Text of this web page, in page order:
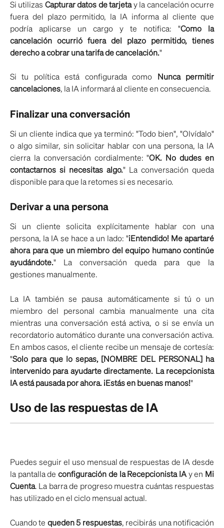
Si utilizas Capturar datos de tarjetay la cancelación ocurre
fuera del plazo permitido, la IA informa al cliente que
podría aplicarse un cargo y te notifica: "Como la
cancelación ocurrió fuera del plazo permitido, tienes
derecho a cobrar una tarifa de cancelación."
Si tu política está configurada como Nunca permitir
cancelaciones, la IA informará al cliente en consecuencia.
Finalizar una conversación
Si un cliente indica que ya terminó: "Todo bien", "Olvídalo"
o algo similar, sin solicitar hablar con una persona, la IA
cierra la conversación cordialmente: "OK. No dudes en
contactarnos si necesitas algo." La conversación queda
disponible para que la retomes si es necesario.
Derivar a una persona
Si un cliente solicita explícitamente hablar con una
persona, la IA se hace a un lado: "¡Entendido! Me apartaré
ahora para que un miembro del equipo humano continúe
ayudándote." La conversación queda para que la
gestiones manualmente.
La IA también se pausa automáticamente si tú o un
miembro del personal cambia manualmente una cita
mientras una conversación está activa, o si se envía un
recordatorio automático durante una conversación activa.
En ambos casos, el cliente recibe un mensaje de cortesía:
"Solo para que lo sepas, [NOMBRE DEL PERSONAL] ha
intervenido para ayudarte directamente. La recepcionista
IA está pausada por ahora. ¡Estás en buenas manos!"
Uso de las respuestas de IA
Puedes seguir el uso mensual de respuestas de IA desde
la pantalla deconfiguración de la Recepcionista IAy en Mi
Cuenta. La barra de progreso muestra cuántas respuestas
has utilizado en el ciclo mensual actual.
Cuando te queden 5 respuestas, recibirás una notificación